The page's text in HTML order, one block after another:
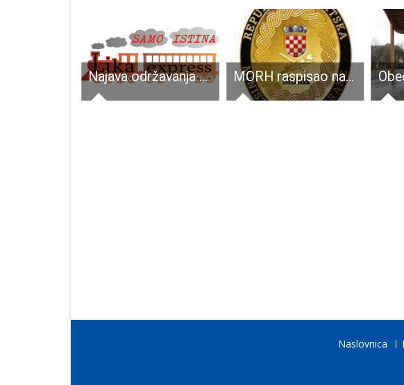
Najava održavanja Javna tribina na temu „Psihosocijalni rad sa žrtvama nasilja, sa počiniteljima nasilja u obitelji te maloljetnim počiniteljima kaznenih djela“ MORH raspisao natječaje za kadete vojne pilote i kadete vojne kontrole zračnog prometa
Naslovnica